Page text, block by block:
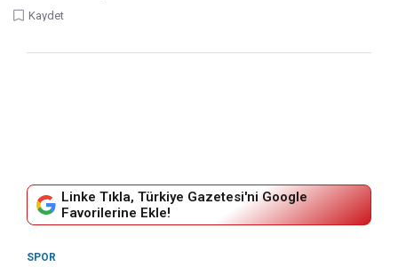
Kaydet
Linke Tıkla, Türkiye Gazetesi'ni Google
Favorilerine Ekle!
SPOR